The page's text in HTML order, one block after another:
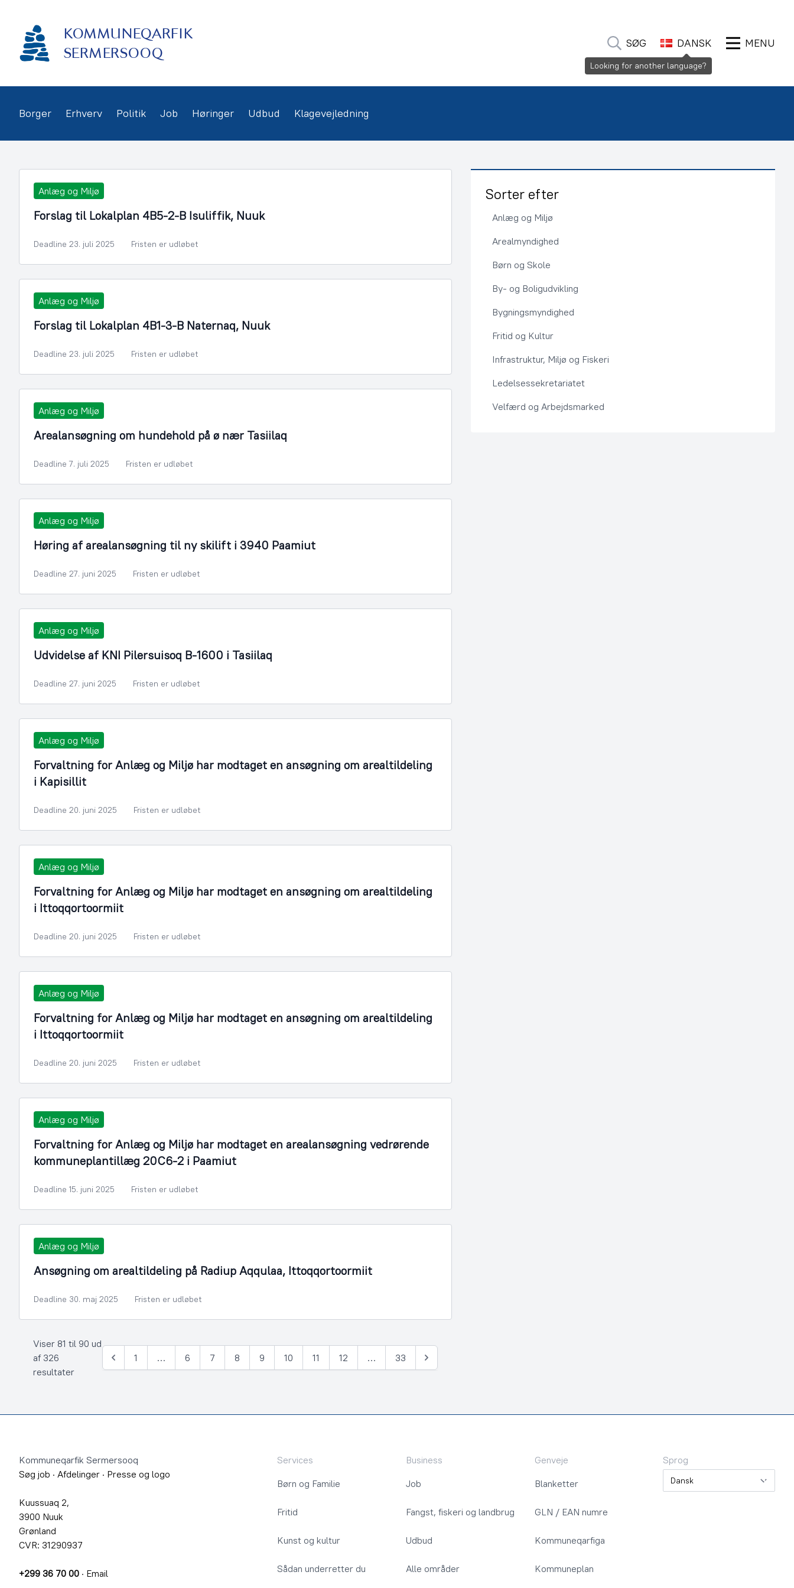
indhold
KOMMUNEQARFIK
SERMERSOOQ
SØG DANSK MENU
Borger Erhverv Politik Job Høringer Udbud Klagevejledning
Anlæg og Miljø
Forslag til Lokalplan 4B5-2-B Isuliffik, Nuuk
Deadline 23. juli 2025 Fristen er udløbet
Anlæg og Miljø
Forslag til Lokalplan 4B1-3-B Naternaq, Nuuk
Deadline 23. juli 2025 Fristen er udløbet
Anlæg og Miljø
Arealansøgning om hundehold på ø nær Tasiilaq
Deadline 7. juli 2025 Fristen er udløbet
Anlæg og Miljø
Høring af arealansøgning til ny skilift i 3940 Paamiut
Deadline 27. juni 2025 Fristen er udløbet
Anlæg og Miljø
Udvidelse af KNI Pilersuisoq B-1600 i Tasiilaq
Deadline 27. juni 2025 Fristen er udløbet
Anlæg og Miljø
Forvaltning for Anlæg og Miljø har modtaget en ansøgning om arealtildeling
i Kapisillit
Deadline 20. juni 2025 Fristen er udløbet
Anlæg og Miljø
Forvaltning for Anlæg og Miljø har modtaget en ansøgning om arealtildeling
i Ittoqqortoormiit
Deadline 20. juni 2025 Fristen er udløbet
Anlæg og Miljø
Forvaltning for Anlæg og Miljø har modtaget en ansøgning om arealtildeling
i Ittoqqortoormiit
Deadline 20. juni 2025 Fristen er udløbet
Anlæg og Miljø
Forvaltning for Anlæg og Miljø har modtaget en arealansøgning vedrørende
kommuneplantillæg 20C6-2 i Paamiut
Deadline 15. juni 2025 Fristen er udløbet
Anlæg og Miljø
Ansøgning om arealtildeling på Radiup Aqqulaa, Ittoqqortoormiit
Deadline 30. maj 2025 Fristen er udløbet
Viser 81 til 90 ud
af 326
resultater
Forrige
1 … 6 7 8 9 10 11 12 … 33
Næste
Sorter efter
Anlæg og Miljø
Arealmyndighed
Børn og Skole
By- og Boligudvikling
Bygningsmyndighed
Fritid og Kultur
Infrastruktur, Miljø og Fiskeri
Ledelsessekretariatet
Velfærd og Arbejdsmarked
Kommuneqarfik Sermersooq
Søg job · Afdelinger · Presse og logo
Kuussuaq 2,
3900 Nuuk
Grønland
CVR: 31290937
+299 36 70 00 · Email
Services
Børn og Familie
Fritid
Kunst og kultur
Sådan underretter du
Business
Job
Fangst, fiskeri og landbrug
Udbud
Alle områder
Genveje
Blanketter
GLN / EAN numre
Kommuneqarfiga
Kommuneplan
Sprog
Sprog
Looking for another language?